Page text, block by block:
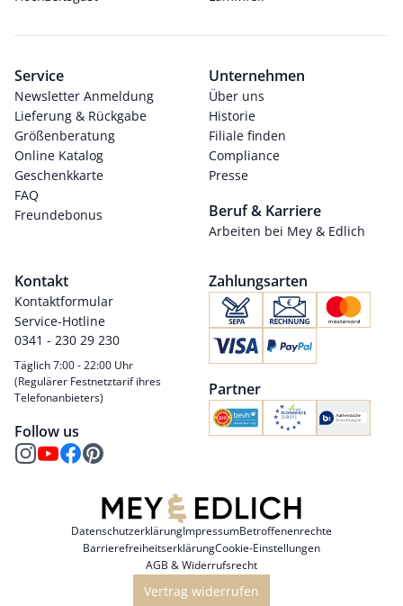
Service
Newsletter Anmeldung
Lieferung & Rückgabe
Größenberatung
Online Katalog
Geschenkkarte
FAQ
Freundebonus
Unternehmen
Über uns
Historie
Filiale finden
Compliance
Presse
Beruf & Karriere
Arbeiten bei Mey & Edlich
Kontakt
Kontaktformular
Service-Hotline
0341 - 230 29 230
Täglich 7:00 - 22:00 Uhr
(Regulärer Festnetztarif ihres
Telefonanbieters)
Follow us
Zahlungsarten
Partner
DatenschutzerklärungImpressumBetroffenenrechte
BarrierefreiheitserklärungCookie-Einstellungen
AGB & Widerrufsrecht
Vertrag widerrufen